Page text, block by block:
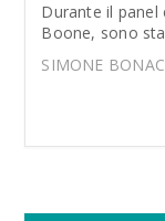
Durante il panel
Boone, sono
SIMONE